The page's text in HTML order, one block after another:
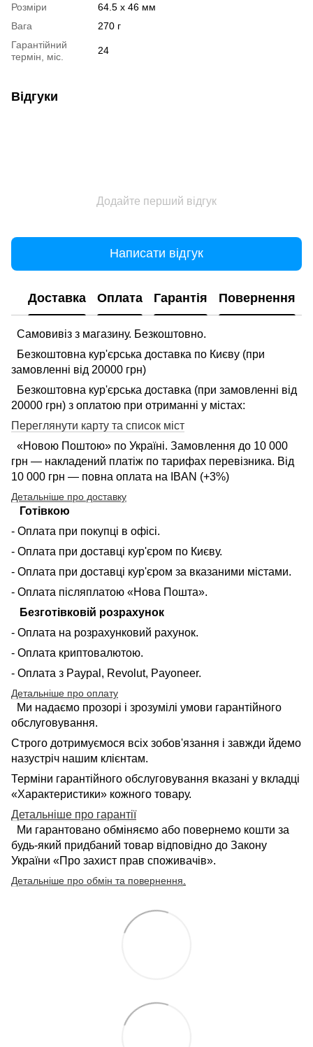
Розміри
64.5 x 46 мм
Вага
270 г
Гарантійний
термін, міс.
24
Відгуки
Додайте перший відгук
Написати відгук
Доставка Оплата Гарантія Повернення
Самовивіз з магазину. Безкоштовно.
Безкоштовна кур'єрська доставка по Києву (при
замовленні від 20000 грн)
Безкоштовна кур'єрська доставка (при замовленні від
20000 грн) з оплатою при отриманні у містах:
Переглянути карту та список міст
«Новою Поштою» по Україні. Замовлення до 10 000
грн — накладений платіж по тарифах перевізника. Від
10 000 грн — повна оплата на IBAN (+3%)
Детальніше про доставку
Готівкою
- Оплата при покупці в офісі.
- Оплата при доставці кур'єром по Києву.
- Оплата при доставці кур'єром за вказаними містами.
- Оплата післяплатою «Нова Пошта».
Безготівковій розрахунок
- Оплата на розрахунковий рахунок.
- Оплата криптовалютою.
- Оплата з Paypal, Revolut, Payoneer.
Детальніше про оплату
Ми надаємо прозорі і зрозумілі умови гарантійного
обслуговування.
Строго дотримуємося всіх зобов'язання і завжди йдемо
назустріч нашим клієнтам.
Терміни гарантійного обслуговування вказані у вкладці
«Характеристики» кожного товару.
Детальніше про гарантії
Ми гарантовано обміняємо або повернемо кошти за
будь-який придбаний товар відповідно до Закону
України «Про захист прав споживачів».
Детальніше про обмін та повернення